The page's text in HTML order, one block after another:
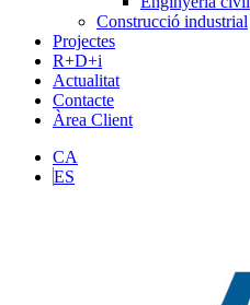
Construcció industrial
Projectes
R+D+i
Actualitat
Contacte
Àrea Client
CA
ES